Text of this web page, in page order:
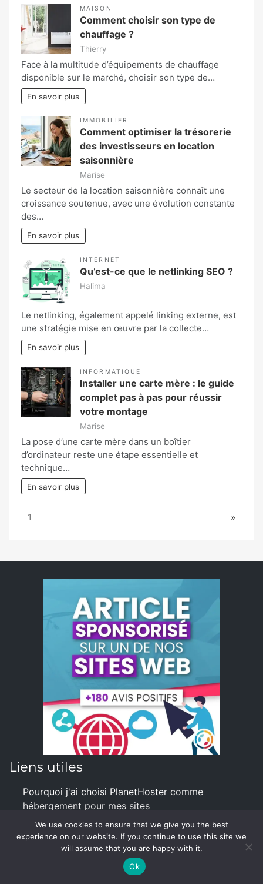
MAISON
Comment choisir son type de
chauffage ?
Thierry
Face à la multitude d’équipements de chauffage
disponible sur le marché, choisir son type de…
En savoir plus
IMMOBILIER
Comment optimiser la trésorerie
des investisseurs en location
saisonnière
Marise
Le secteur de la location saisonnière connaît une
croissance soutenue, avec une évolution constante
des…
En savoir plus
INTERNET
Qu’est-ce que le netlinking SEO ?
Halima
Le netlinking, également appelé linking externe, est
une stratégie mise en œuvre par la collecte…
En savoir plus
INFORMATIQUE
Installer une carte mère : le guide
complet pas à pas pour réussir
votre montage
Marise
La pose d’une carte mère dans un boîtier
d’ordinateur reste une étape essentielle et
technique…
En savoir plus
Page:
1 Next
»
Liens utiles
Pourquoi j'ai choisi PlanetHoster comme
hébergement pour mes sites
Infos Speed Dating
Infos Formation Thérapeute
Infos Formation Psychopraticien
We use cookies to ensure that we give you the best
experience on our website. If you continue to use this site we
will assume that you are happy with it.
Ok